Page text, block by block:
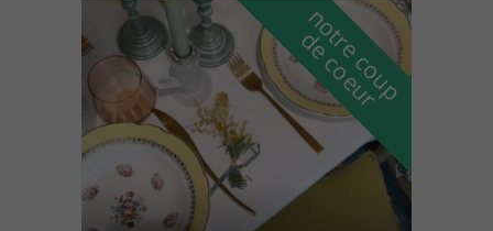
n
o
t
r
e
c
o
u
p
d
e
c
o
e
u
r